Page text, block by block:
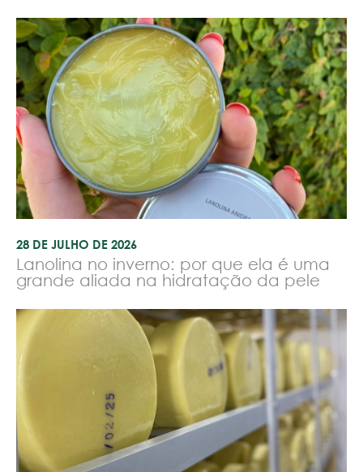
28 DE JULHO DE 2026
Lanolina no inverno: por que ela é uma
grande aliada na hidratação da pele